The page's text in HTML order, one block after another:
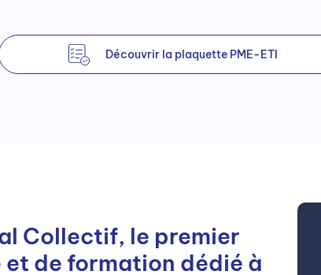
Découvrir la plaquette PME-ETI
Collectif, le premier
de formation dédié à